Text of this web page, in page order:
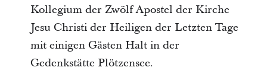
Kollegium der Zwölf Apostel der Kirche
Jesu Christi der Heiligen der Letzten Tage
mit einigen Gästen Halt in der
Gedenkstätte Plötzensee.